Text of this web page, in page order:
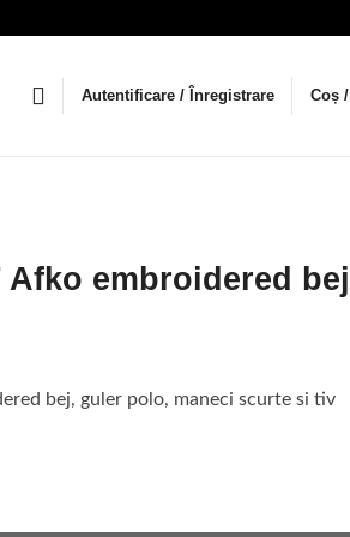
Autentificare / Înregistrare Coș /
Afko embroidered bej
bej, guler polo, maneci scurte si tiv